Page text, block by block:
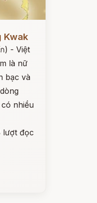
Kwak
) - Việt
là nữ
bạc và
nhiều
lượt đọc